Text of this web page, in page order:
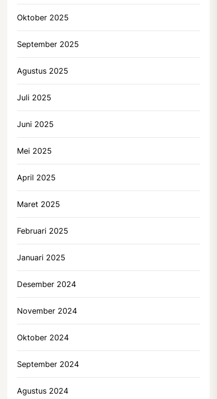
Oktober 2025
September 2025
Agustus 2025
Juli 2025
Juni 2025
Mei 2025
April 2025
Maret 2025
Februari 2025
Januari 2025
Desember 2024
November 2024
Oktober 2024
September 2024
Agustus 2024